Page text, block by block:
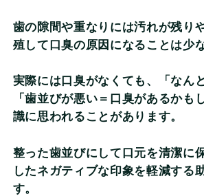
歯の隙間や重なりには汚れが残り
殖して口臭の原因になることは少
実際には口臭がなくても、「なん
「歯並びが悪い＝口臭があるかも
識に思われることがあります。
整った歯並びにして口元を清潔に
したネガティブな印象を軽減する
す。